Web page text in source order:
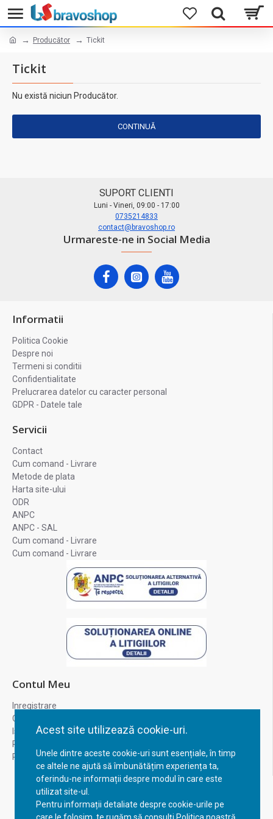
Acest site utilizează cookie-uri.
Unele dintre aceste cookie-uri sunt esențiale, în timp
ce altele ne ajută să îmbunătățim experiența ta,
oferindu-ne informații despre modul în care este
utilizat site-ul.
Pentru informații detaliate despre cookie-urile pe
Producător Tickit
Tickit
Nu există niciun Producător.
CONTINUĂ
SUPORT CLIENTI
Luni - Vineri, 09:00 - 17:00
0735214833
contact@bravoshop.ro
Urmareste-ne in Social Media
Informatii
Politica Cookie
Despre noi
Termeni si conditii
Confidentialitate
Prelucrarea datelor cu caracter personal
GDPR - Datele tale
Servicii
Contact
Cum comand - Livrare
Metode de plata
Harta site-ului
ODR
ANPC
ANPC - SAL
Cum comand - Livrare
Cum comand - Livrare
Contul Meu
Inregistrare
Contul meu
Istoric comenzi
Recuperare parola
Returnare produs